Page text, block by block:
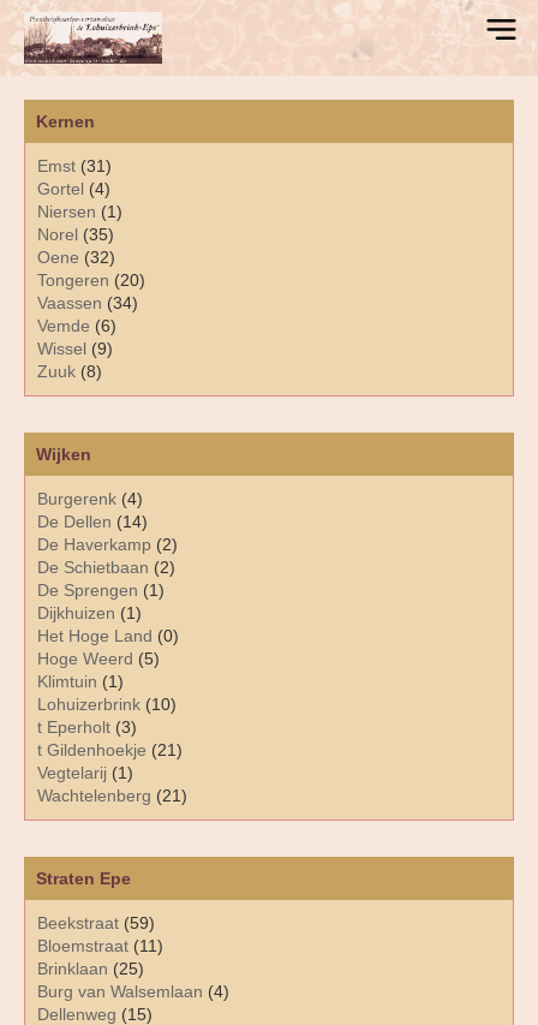
Kernen
Emst (31)
Gortel (4)
Niersen (1)
Norel (35)
Oene (32)
Tongeren (20)
Vaassen (34)
Vemde (6)
Wissel (9)
Zuuk (8)
Straten Epe
Beekstraat (59)
Bloemstraat (11)
Brinklaan (25)
Burg van Walsemlaan (4)
Dellenweg (15)
Wijken
Burgerenk (4)
De Dellen (14)
De Haverkamp (2)
De Schietbaan (2)
De Sprengen (1)
Dijkhuizen (1)
Het Hoge Land (0)
Hoge Weerd (5)
Klimtuin (1)
Lohuizerbrink (10)
t Eperholt (3)
t Gildenhoekje (21)
Vegtelarij (1)
Wachtelenberg (21)